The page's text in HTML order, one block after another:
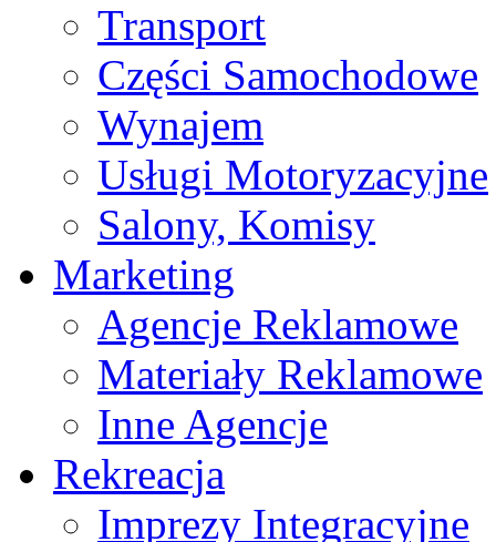
Transport
Części Samochodowe
Wynajem
Usługi Motoryzacyjne
Salony, Komisy
Marketing
Agencje Reklamowe
Materiały Reklamowe
Inne Agencje
Rekreacja
Imprezy Integracyjne